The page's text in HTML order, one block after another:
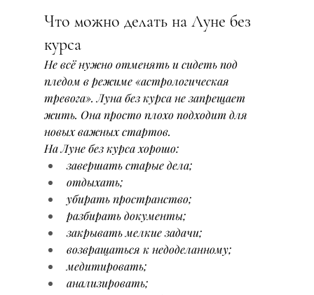
Что можно делать на Луне без
курса
Не всё нужно отменять и сидеть под
пледом в режиме «астрологическая
тревога». Луна без курса не запрещает
жить. Она просто плохо подходит для
новых важных стартов.
На Луне без курса хорошо:
завершать старые дела;
отдыхать;
убирать пространство;
разбирать документы;
закрывать мелкие задачи;
возвращаться к недоделанному;
медитировать;
анализировать;